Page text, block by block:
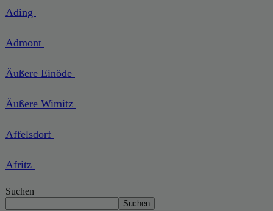
Ading
Admont
Äußere Einöde
Äußere Wimitz
Affelsdorf
Afritz
Suchen
Suchen